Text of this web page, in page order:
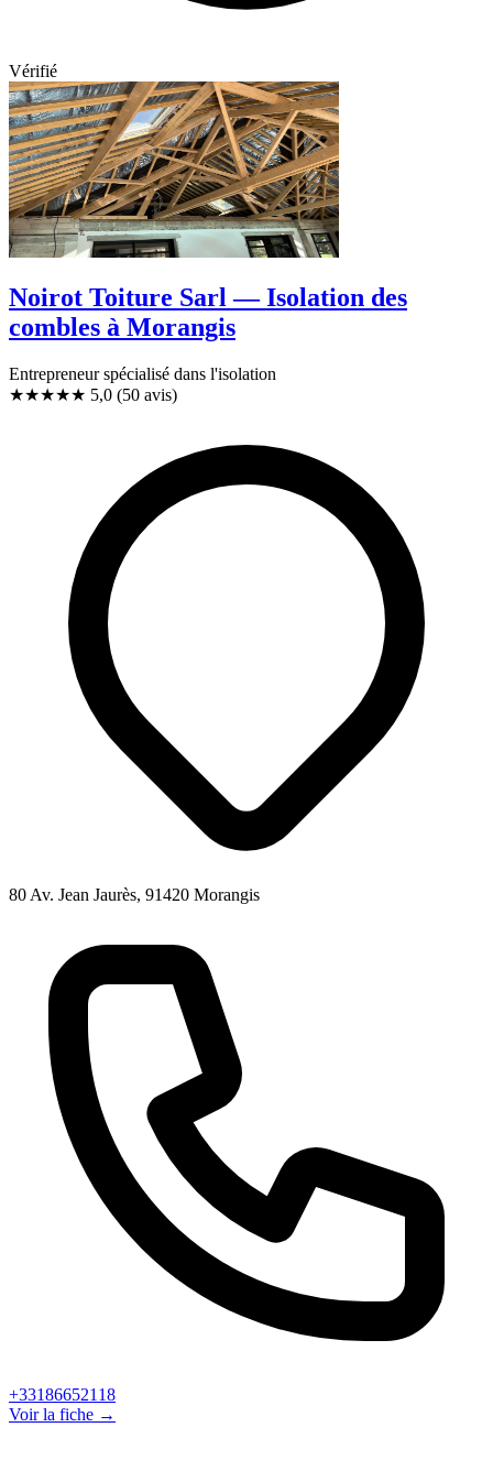
Vérifié
Noirot Toiture Sarl — Isolation des
combles à Morangis
Entrepreneur spécialisé dans l'isolation
★★★★★ 5,0 (50 avis)
80 Av. Jean Jaurès, 91420 Morangis
+33186652118
Voir la fiche →